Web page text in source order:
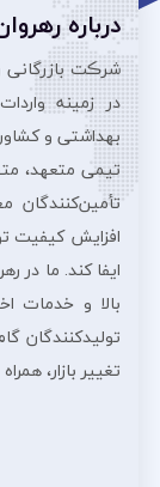
درباره
در زمینه
بهداشتی و
تیمی متعهد،
تأمین‌کنندگان
افزایش کیفیت
ایفا کند. ما در
بالا و خدمات
تولیدکنندگان
تغییر بازار،